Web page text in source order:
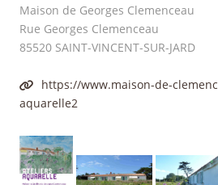
Maison de Georges Clemenceau
Rue Georges Clemenceau
85520 SAINT-VINCENT-SUR-JARD
https://www.maison-de-
aquarelle2